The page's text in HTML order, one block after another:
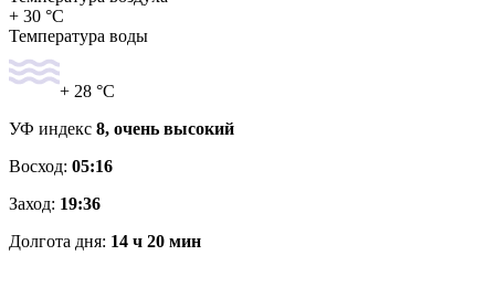
+ 30 °C
Температура воды
+ 28 °C
УФ индекс 8, очень высокий
Восход: 05:16
Заход: 19:36
Долгота дня: 14 ч 20 мин